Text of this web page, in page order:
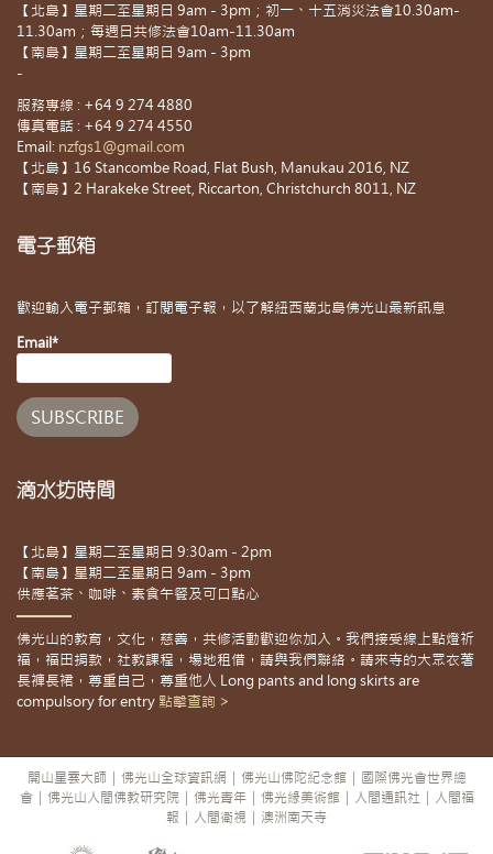
【北島】星期二至星期日 9am - 3pm；初一、十五消災法會10.30am-
11.30am；每週日共修法會10am-11.30am
【南島】星期二至星期日 9am - 3pm
-
服務專線 : +64 9 274 4880
傳真電話 : +64 9 274 4550
Email: nzfgs1@gmail.com
【北島】16 Stancombe Road, Flat Bush, Manukau 2016, NZ
【南島】2 Harakeke Street, Riccarton, Christchurch 8011, NZ
電子郵箱
歡迎輸入電子郵箱，訂閱電子報，以了解紐西蘭北島佛光山最新訊息
Email*
滴水坊時間
【北島】星期二至星期日 9:30am - 2pm
【南島】星期二至星期日 9am - 3pm
供應茗茶、咖啡、素食午餐及可口點心
佛光山的教育，文化，慈善，共修活動歡迎你加入。我們接受線上點燈祈
福，福田捐款，社教課程，場地租借，請與我們聯絡。請來寺的大眾衣著
長褲長裙，尊重自己，尊重他人 Long pants and long skirts are
compulsory for entry 點擊查詢 >
開山星雲大師 佛光山全球資訊網 佛光山佛陀紀念館
國際佛光會世界總
會
佛光山人間佛教研究院 佛光青年 佛光緣美術館 人間通訊社
人間福
報
人間衛視 澳洲南天寺